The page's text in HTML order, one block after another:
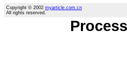
Copyright © 2002 myarticle.com.cn
All rights reserved.